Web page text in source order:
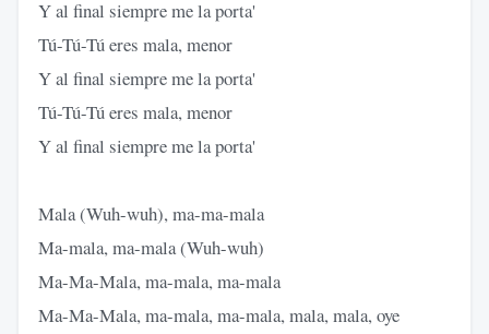
Y al final siempre me la porta'
Tú-Tú-Tú eres mala, menor
Y al final siempre me la porta'
Tú-Tú-Tú eres mala, menor
Y al final siempre me la porta'
Mala (Wuh-wuh), ma-ma-mala
Ma-mala, ma-mala (Wuh-wuh)
Ma-Ma-Mala, ma-mala, ma-mala
Ma-Ma-Mala, ma-mala, ma-mala, mala, mala, oye